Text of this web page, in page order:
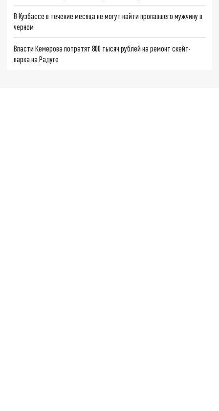
В Кузбассе в течение месяца не могут найти пропавшего мужчину в
черном
Власти Кемерова потратят 800 тысяч рублей на ремонт скейт-
парка на Радуге